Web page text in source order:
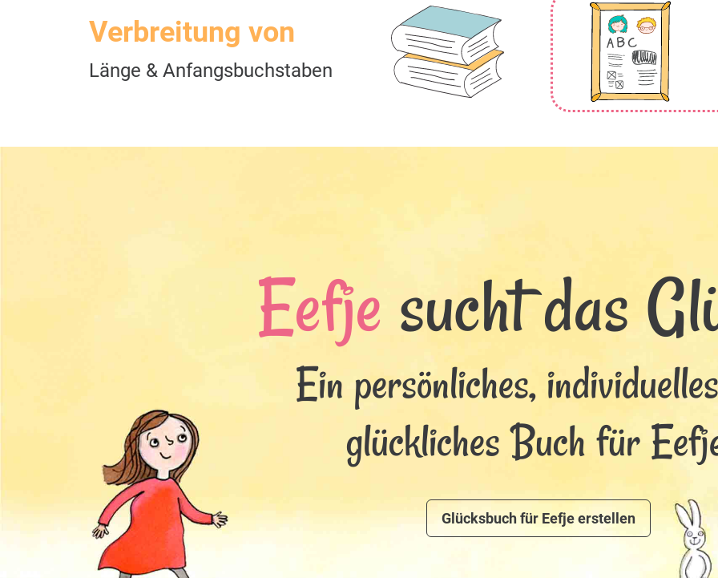
Verbreitung von
Länge & Anfangsbuchstaben
Eefje sucht das
Ein persönliches,
glückliches Buch für
Glücksbuch für Eefje erstellen